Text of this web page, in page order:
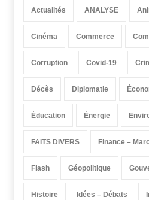
Actualités ANALYSE
Cinéma Commerce
Corruption Covid-19
Décès Diplomatie
Éducation Énergie
FAITS DIVERS Finance –
Flash Géopolitique
Histoire Idées – Débats